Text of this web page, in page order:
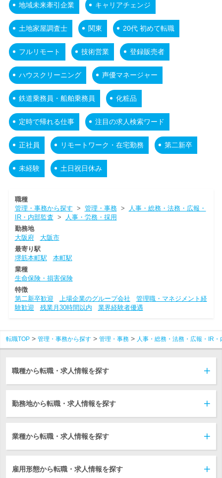
地域未来牽引企業 キャリアチェンジ
土地家屋調査士 関東 20代 初めて転職
フルリモート 技術営業 登録販売者
ハウスクリーニング 声優マネージャー
鉄道乗務員・船舶乗務員 化粧品
定時で帰れる仕事 注目の求人検索ワード
正社員 リモートワーク・在宅勤務 第二新卒
未経験 土日祝日休み
職種
管理・事務から探す > 管理・事務>
人事・総務・法務・広報・
IR・内部監査 >
人事・労務・採用
勤務地
大阪府
大阪市
最寄り駅
堺筋本町駅
本町駅
業種
生命保険・損害保険
特徴
第二新卒歓迎
上場企業のグループ会社
管理職・マネジメント経
験歓迎
残業月30時間以内 業界経験者優遇
転職TOP 管理・事務から探す 管理・事務 人事・総務・法務・広報・IR・
職種から転職・求人情報を探す
勤務地から転職・求人情報を探す
業種から転職・求人情報を探す
雇用形態から転職・求人情報を探す